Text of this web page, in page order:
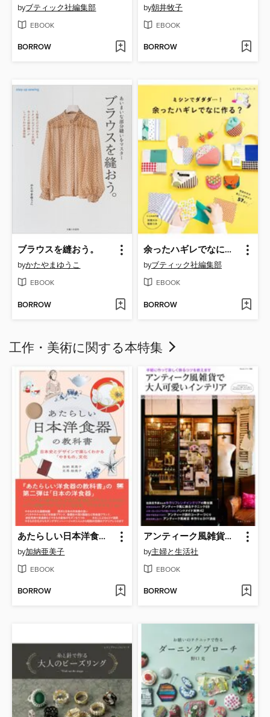
byブティック社編集部
EBOOK
BORROW
by朝井牧子
EBOOK
BORROW
ブラウスを縫おう。
byかたやまゆうこ
EBOOK
BORROW
余ったハギレでなに作る?
byブティック社編集部
EBOOK
BORROW
工作・美術に関する本特集
あたらしい日本洋食器の教科書 日本史とデザインで楽しくわかる「やきもの」文化
by加納亜美子
EBOOK
BORROW
アンティーク風雑貨で大人可愛いインテリア
by主婦と生活社
EBOOK
BORROW